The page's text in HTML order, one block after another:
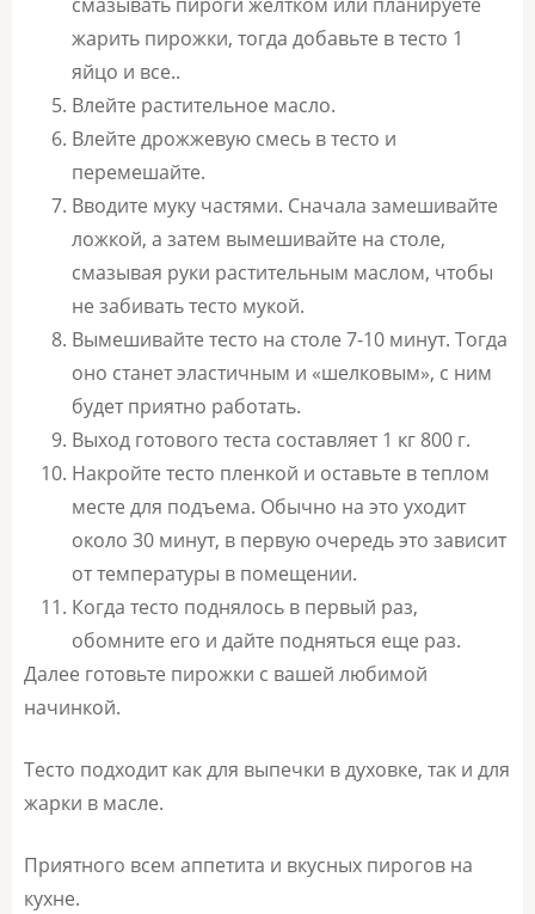
жарить пирожки, тогда добавьте в тесто 1
яйцо и все..
Влейте растительное масло.
Влейте дрожжевую смесь в тесто и
перемешайте.
Вводите муку частями. Сначала замешивайте
ложкой, а затем вымешивайте на столе,
смазывая руки растительным маслом, чтобы
не забивать тесто мукой.
Вымешивайте тесто на столе 7-10 минут. Тогда
оно станет эластичным и «шелковым», с ним
будет приятно работать.
Выход готового теста составляет 1 кг 800 г.
Накройте тесто пленкой и оставьте в теплом
месте для подъема. Обычно на это уходит
около 30 минут, в первую очередь это зависит
от температуры в помещении.
Когда тесто поднялось в первый раз,
обомните его и дайте подняться еще раз.
Далее готовьте пирожки с вашей любимой
начинкой.
Тесто подходит как для выпечки в духовке, так и для
жарки в масле.
Приятного всем аппетита и вкусных пирогов на
кухне.